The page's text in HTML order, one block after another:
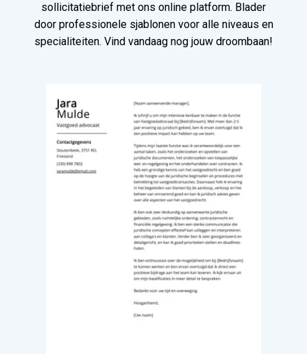
sollicitatiebrief met ons online platform. Blader
door professionele sjablonen voor alle niveaus en
specialiteiten. Vind vandaag nog jouw droombaan!